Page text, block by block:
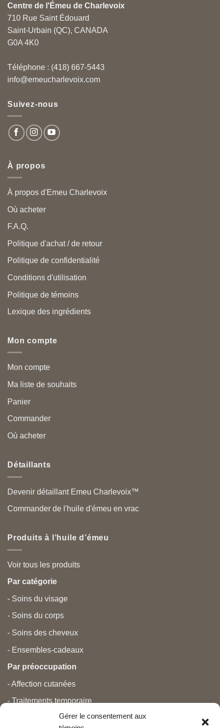
Gérer le consentement aux
Centre de l'Émeu de Charlevoix
710 Rue Saint Édouard
Saint-Urbain (QC), CANADA
G0A 4K0
Téléphone : (418) 667-5443
info@emeucharlevoix.com
Suivez-nous
À propos
À propos d'Emeu Charlevoix
Où acheter
F.A.Q.
Politique d'achat / de retour
Politique de confidentialité
Conditions d'utilisation
Politique de témoins
Lexique des ingrédients
Mon compte
Mon compte
Ma liste de souhaits
Panier
Commander
Où acheter
Détaillants
Devenir détaillant Emeu Charlevoix™
Commander de l'huile d'émeu en vrac
Produits à l’huile d’émeu
Voir tous les produits
Par catégorie
- Soins du visage
- Soins du corps
- Soins des cheveux
- Ensembles-cadeaux
Par préoccupation
- Affection cutanées
- Traitements temporaire